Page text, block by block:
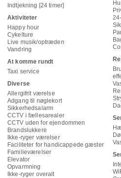
Indtjekning [24 timer]
Aktiviteter
Happy hour
Cykelture
Live musik/optræden
Vandring
At komme rundt
Taxi service
Diverse
Allergifrit værelse
Adgang til nøglekort
Sikkerhedsalarm
CCTV i fællesarealer
CCTV uden for ejendommen
Brandslukkere
Ikke-ryger værelser
Faciliteter for handicappede gæster
Familieværelser
Elevator
Opvarmning
Ikke-ryger overalt